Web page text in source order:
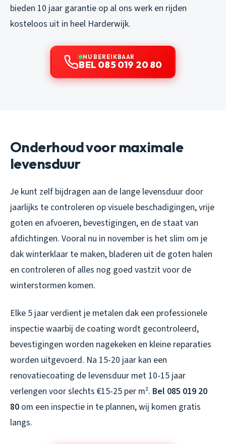
bieden 10 jaar garantie op al ons werk en rijden
kosteloos uit in heel Harderwijk.
NU BEREIKBAAR
BEL 085 019 20 80
Onderhoud voor maximale
levensduur
Je kunt zelf bijdragen aan de lange levensduur door
jaarlijks te controleren op visuele beschadigingen, vrije
goten en afvoeren, bevestigingen, en de staat van
afdichtingen. Vooral nu in november is het slim om je
dak winterklaar te maken, bladeren uit de goten halen
en controleren of alles nog goed vastzit voor de
winterstormen komen.
Elke 5 jaar verdient je metalen dak een professionele
inspectie waarbij de coating wordt gecontroleerd,
bevestigingen worden nagekeken en kleine reparaties
worden uitgevoerd. Na 15-20 jaar kan een
renovatiecoating de levensduur met 10-15 jaar
verlengen voor slechts €15-25 per m². Bel 085 019 20
80 om een inspectie in te plannen, wij komen gratis
langs.